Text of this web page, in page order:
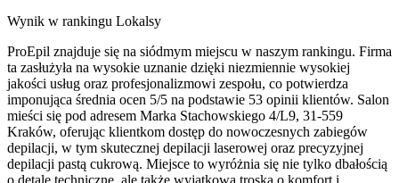
Wynik w rankingu Lokalsy
ProEpil znajduje się na siódmym miejscu w naszym rankingu. Firma
ta zasłużyła na wysokie uznanie dzięki niezmiennie wysokiej
jakości usług oraz profesjonalizmowi zespołu, co potwierdza
imponująca średnia ocen 5/5 na podstawie 53 opinii klientów. Salon
mieści się pod adresem Marka Stachowskiego 4/L9, 31-559
Kraków, oferując klientkom dostęp do nowoczesnych zabiegów
depilacji, w tym skutecznej depilacji laserowej oraz precyzyjnej
depilacji pastą cukrową. Miejsce to wyróżnia się nie tylko dbałością